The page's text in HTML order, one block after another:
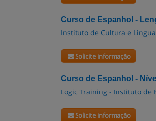
Curso de Espanhol -
Instituto de Cultura e Lingua
Solicite informação
Curso de Espanhol -
Logic Training - Instituto de
Solicite informação